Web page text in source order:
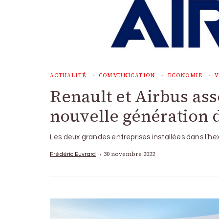
ACTUALITÉ COMMUNICATION ECONOMIE
Renault et Airbus
nouvelle génération
Les deux grandes entreprises installées dans
Frédéric Euvrard 30 novembre 2022